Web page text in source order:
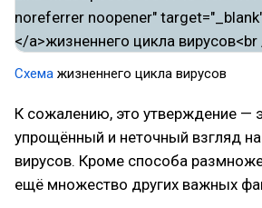
Схема жизненнего цикла вирусов
К сожалению, это утверждение —
упрощённый и неточный взгляд
вирусов. Кроме способа
ещё множество других важных